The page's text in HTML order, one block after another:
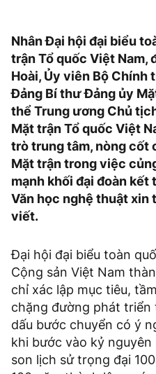
Nhân Đại hội đại biểu
trận Tổ quốc Việt Nam,
Hoài, Ủy viên Bộ Chính
Đảng Bí thư Đảng ủy
thể Trung ương Chủ
Mặt trận Tổ quốc Việt
trò trung tâm, nòng cốt
Mặt trận trong việc
mạnh khối đại đoàn kết
Văn học nghệ thuật xin
viết.
Đại hội đại biểu toàn
Cộng sản Việt Nam
chỉ xác lập mục tiêu,
chặng đường phát triển
dấu bước chuyển có ý
khi bước vào kỷ
son lịch sử trọng đại